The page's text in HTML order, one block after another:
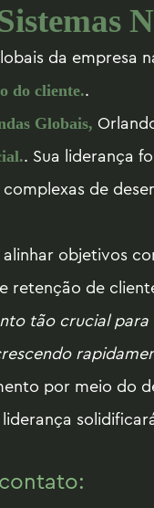
da empresa
do cliente..
Globais,
. Sua liderança
de
objetivos
retenção de
tão crucial
por meio
liderança